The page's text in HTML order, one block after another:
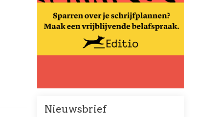
Nieuwsbrief